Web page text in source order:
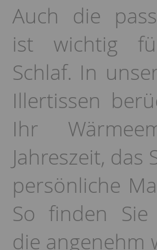
Auch die
ist wichtig
Schlaf. In
Illertissen
Ihr
Jahreszeit, das
persönliche
So finden Sie
die angenehm